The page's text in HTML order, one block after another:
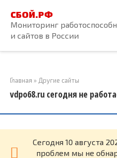
контенту
СБОЙ.РФ
Мониторинг
и сайтов в России
Главная » Другие сайты
vdpo68.ru сегодня не
Cегодня 10 августа
проблем мы не